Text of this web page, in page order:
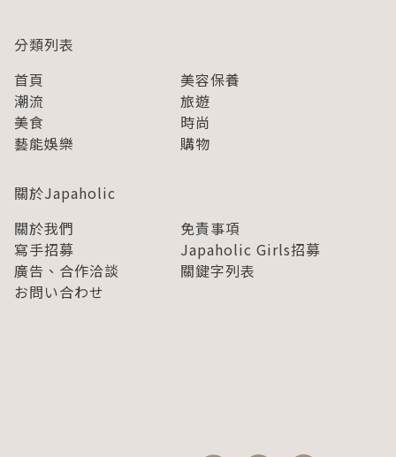
分類列表
首頁
美容保養
潮流
旅遊
美食
時尚
藝能娛樂
購物
關於Japaholic
關於我們
免責事項
寫手招募
Japaholic Girls招募
廣告、合作洽談
關鍵字列表
お問い合わせ